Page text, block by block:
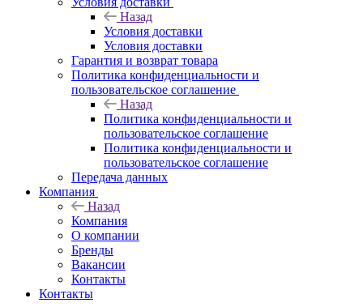
Назад
Условия доставки
Условия доставки
Гарантия и возврат товара
Политика конфиденциальности и
пользовательское соглашение
Назад
Политика конфиденциальности и
пользовательское соглашение
Политика конфиденциальности и
пользовательское соглашение
Передача данных
Компания
Назад
Компания
О компании
Бренды
Вакансии
Контакты
Контакты